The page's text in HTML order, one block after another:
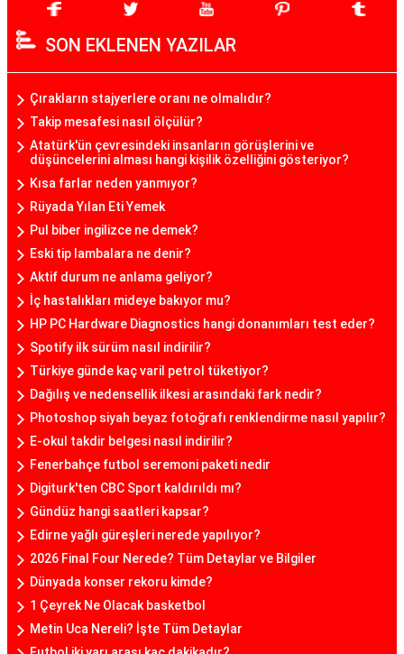
SON EKLENEN YAZILAR
Çırakların stajyerlere oranı ne olmalıdır?
Takip mesafesi nasıl ölçülür?
Atatürk'ün çevresindeki insanların görüşlerini ve
düşüncelerini alması hangi kişilik özelliğini gösteriyor?
Kısa farlar neden yanmıyor?
Rüyada Yılan Eti Yemek
Pul biber ingilizce ne demek?
Eski tip lambalara ne denir?
Aktif durum ne anlama geliyor?
İç hastalıkları mideye bakıyor mu?
HP PC Hardware Diagnostics hangi donanımları test eder?
Spotify ilk sürüm nasıl indirilir?
Türkiye günde kaç varil petrol tüketiyor?
Dağılış ve nedensellik ilkesi arasındaki fark nedir?
Photoshop siyah beyaz fotoğrafı renklendirme nasıl yapılır?
E-okul takdir belgesi nasıl indirilir?
Fenerbahçe futbol seremoni paketi nedir
Digiturk'ten CBC Sport kaldırıldı mı?
Gündüz hangi saatleri kapsar?
Edirne yağlı güreşleri nerede yapılıyor?
2026 Final Four Nerede? Tüm Detaylar ve Bilgiler
Dünyada konser rekoru kimde?
1 Çeyrek Ne Olacak basketbol
Metin Uca Nereli? İşte Tüm Detaylar